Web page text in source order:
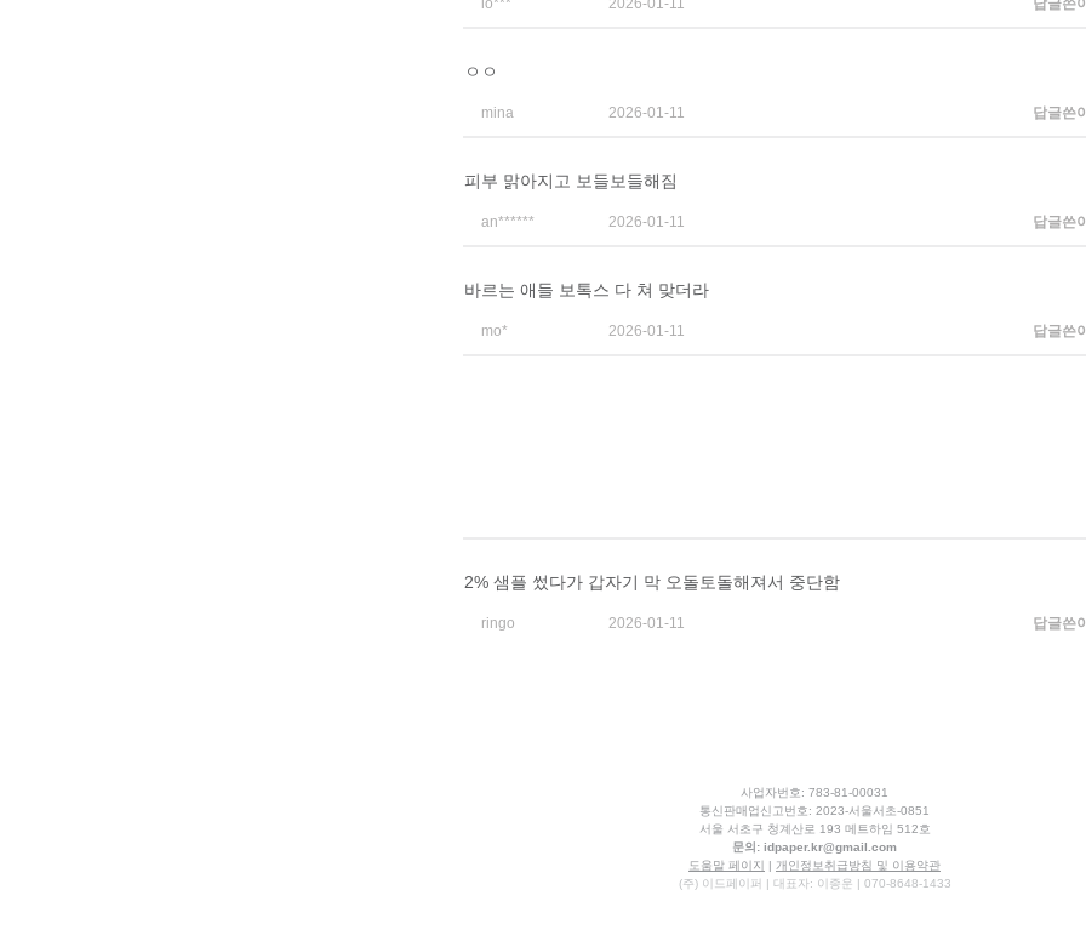
lo*** 2026-01-11 답글쓴
ㅇㅇ
mina 2026-01-11 답글쓴
피부 맑아지고 보들보들해짐
an****** 2026-01-11 답글쓴
바르는 애들 보톡스 다 쳐 맞더라
mo* 2026-01-11 답글쓴
2% 샘플 썼다가 갑자기 막 오돌토돌해져서 중단함
ringo 2026-01-11 답글쓴
사업자번호: 783-81-00031
통신판매업신고번호: 2023-서울서초-0851
서울 서초구 청계산로 193 메트하임 512호
문의: idpaper.kr@gmail.com
도움말 페이지
| 개인정보취급방침 및 이용약관
(주) 이드페이퍼 | 대표자: 이종운 | 070-8648-1433